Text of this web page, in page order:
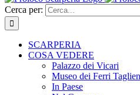
Cerca per:
SCARPERIA
COSA VEDERE
Palazzo dei Vicari
Museo dei Ferri
In Paese